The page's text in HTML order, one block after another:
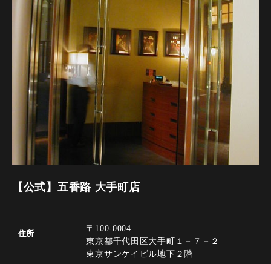
【公式】五香路 大手町店
住所
〒100-0004
東京都千代田区大手町１－７－２
東京サンケイビル地下２階